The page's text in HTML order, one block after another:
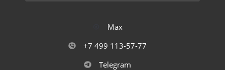
Max
+7 499 113-57-77
Telegram